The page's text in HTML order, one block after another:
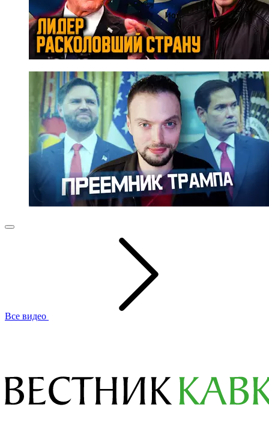
Все видео